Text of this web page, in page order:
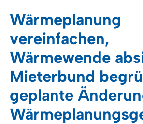
Wärmeplanung
vereinfachen,
Wärmewende
Mieterbund
geplante